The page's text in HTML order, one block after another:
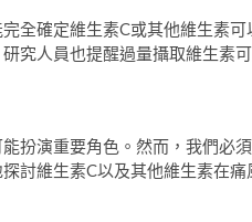
全確定維生素C或其他維生素
究人員也提醒過量攝取維生素
扮演重要角色。然而，我們必
討維生素C以及其他維生素在